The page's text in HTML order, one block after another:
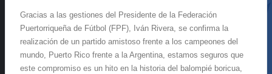
Gracias a las gestiones del Presidente de la Federación
Puertorriqueña de Fútbol (FPF), Iván Rivera, se confirma la
realización de un partido amistoso frente a los campeones del
mundo, Puerto Rico frente a la Argentina, estamos seguros que
este compromiso es un hito en la historia del balompié boricua,